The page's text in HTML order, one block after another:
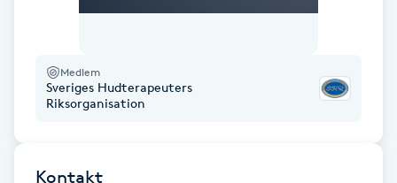
Gellack med förstärkning
Gravidyoga
Medlem
Sveriges Hudterapeuters
Riksorganisation
Kontakt